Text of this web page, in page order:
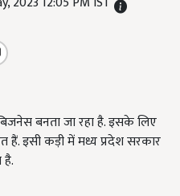
बनता जा रहा है. इसके लिए
हैं. इसी कड़ी में मध्य प्रदेश सरकार